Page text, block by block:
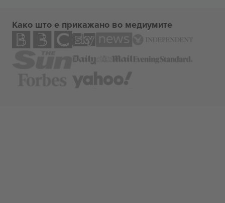
Како што е прикажано во медиумите